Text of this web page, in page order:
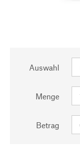
Auswahl
Menge
Betrag